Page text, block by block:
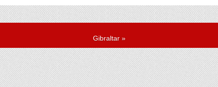
Gibraltar»